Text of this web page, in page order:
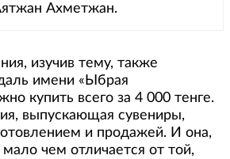
Ахметжан.
изучив тему, также
имени «Ыбрая
купить всего за 4 000 тенге.
выпускающая сувениры,
и продажей. И она,
чем отличается от той,